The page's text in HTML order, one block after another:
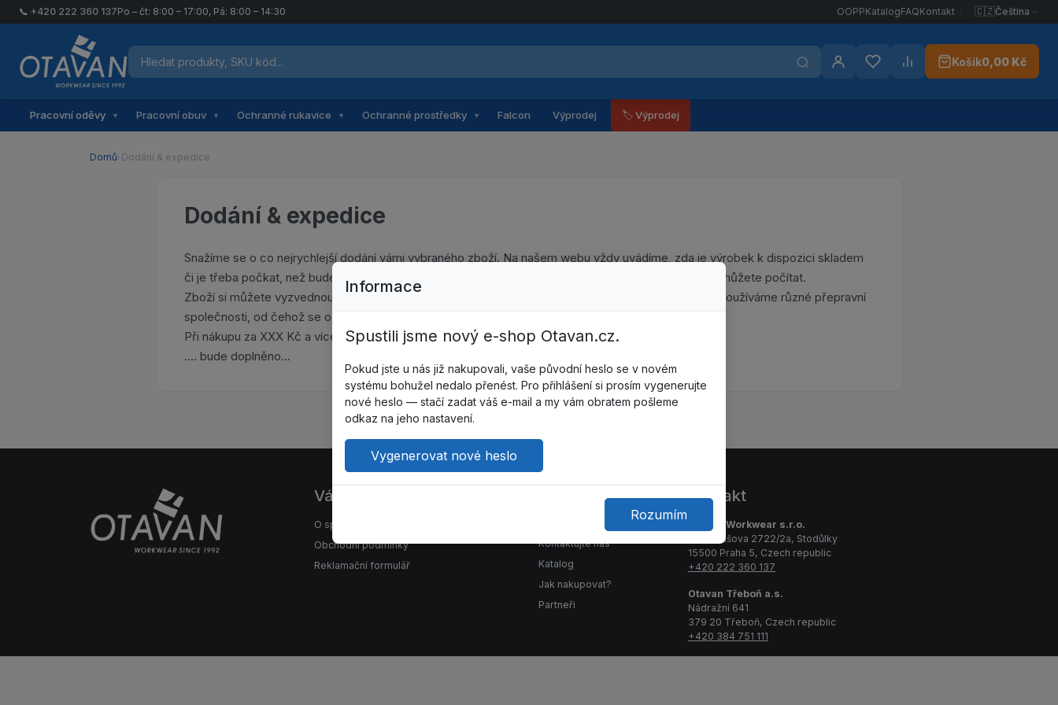
📞 +420 222 360 137Po – čt: 8:00 – 17:00, Pá: 8:00 – 14:30 OOPPKatalogFAQKontakt 🇨🇿Čeština
Otavan Workwear — přejít na úvodní stránku
Hledat produkty
PřihlášeníOblíbenéPorovnat
Košík0,00 Kč
Pracovní oděvy ▾ Pracovní obuv ▾ Ochranné rukavice ▾ Ochranné prostředky ▾ Falcon Výprodej 🏷 Výprodej
Domů Dodání & expedice
Dodání & expedice
Snažíme se o co nejrychlejší dodání vámi vybraného zboží. Na našem webu vždy uvádíme, zda je výrobek k dispozici skladem
či je třeba počkat, než bude dodán na naši prodejnu. Při výběru zboží uvidíte, s jakou dobou dodání můžete počítat.
Zboží si můžete vyzvednout na naší pražské prodejně či nechat zaslat na vaši adresu. Pro dopravu používáme různé přepravní
společnosti, od čehož se odvíjí cena dopravného.
Při nákupu za XXX Kč a více je pro vás dopravné zdarma!
.... bude doplněno...
Váš obchod
O společnosti
Obchodní podmínky
Reklamační formulář
Kontaktujte nás
Katalog
Jak nakupovat?
Partneři
Kontakt
Otavan Workwear s.r.o.
Jeremiášova 2722/2a, Stodůlky
15500 Praha 5, Czech republic
+420 222 360 137
Otavan Třeboň a.s.
Nádražní 641
379 20 Třeboň, Czech republic
+420 384 751 111
Informace
Spustili jsme nový e-shop Otavan.cz.
Pokud jste u nás již nakupovali, vaše původní heslo se v novém
systému bohužel nedalo přenést. Pro přihlášení si prosím vygenerujte
nové heslo — stačí zadat váš e-mail a my vám obratem pošleme
odkaz na jeho nastavení.
Vygenerovat nové heslo
Rozumím